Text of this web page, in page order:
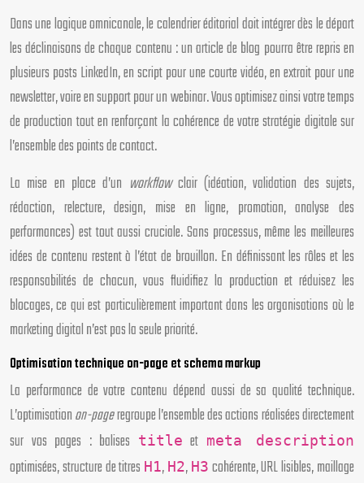
Dans une logique omnicanale, le calendrier éditorial doit intégrer dès le départ
les déclinaisons de chaque contenu : un article de blog pourra être repris en
plusieurs posts LinkedIn, en script pour une courte vidéo, en extrait pour une
newsletter, voire en support pour un webinar. Vous optimisez ainsi votre temps
de production tout en renforçant la cohérence de votre stratégie digitale sur
l’ensemble des points de contact.
La mise en place d’un workflowclair (idéation, validation des sujets,
rédaction, relecture, design, mise en ligne, promotion, analyse des
performances) est tout aussi cruciale. Sans processus, même les meilleures
idées de contenu restent à l’état de brouillon. En définissant les rôles et les
responsabilités de chacun, vous fluidifiez la production et réduisez les
blocages, ce qui est particulièrement important dans les organisations où le
marketing digital n’est pas la seule priorité.
Optimisation technique on-page et schema markup
La performance de votre contenu dépend aussi de sa qualité technique.
L’optimisationon-pageregroupe l’ensemble des actions réalisées directement
sur vos pages : balises title et meta description
optimisées, structure de titres H1, H2, H3 cohérente, URL lisibles, maillage